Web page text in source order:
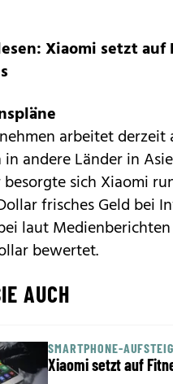
Xiaomi setzt auf
arbeitet derzeit
in andere Länder in
besorgte sich Xiaomi
frisches Geld bei
laut
bewertet.
AUCH
SMARTPHONE-
Xiaomi setzt auf